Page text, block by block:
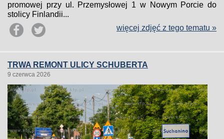
promowej przy ul. Przemysłowej 1 w Nowym Porcie do
stolicy Finlandii...
więcej zdjęć z tego tematu »
TRWA REMONT ULICY SCHUBERTA
9 czerwca 2026